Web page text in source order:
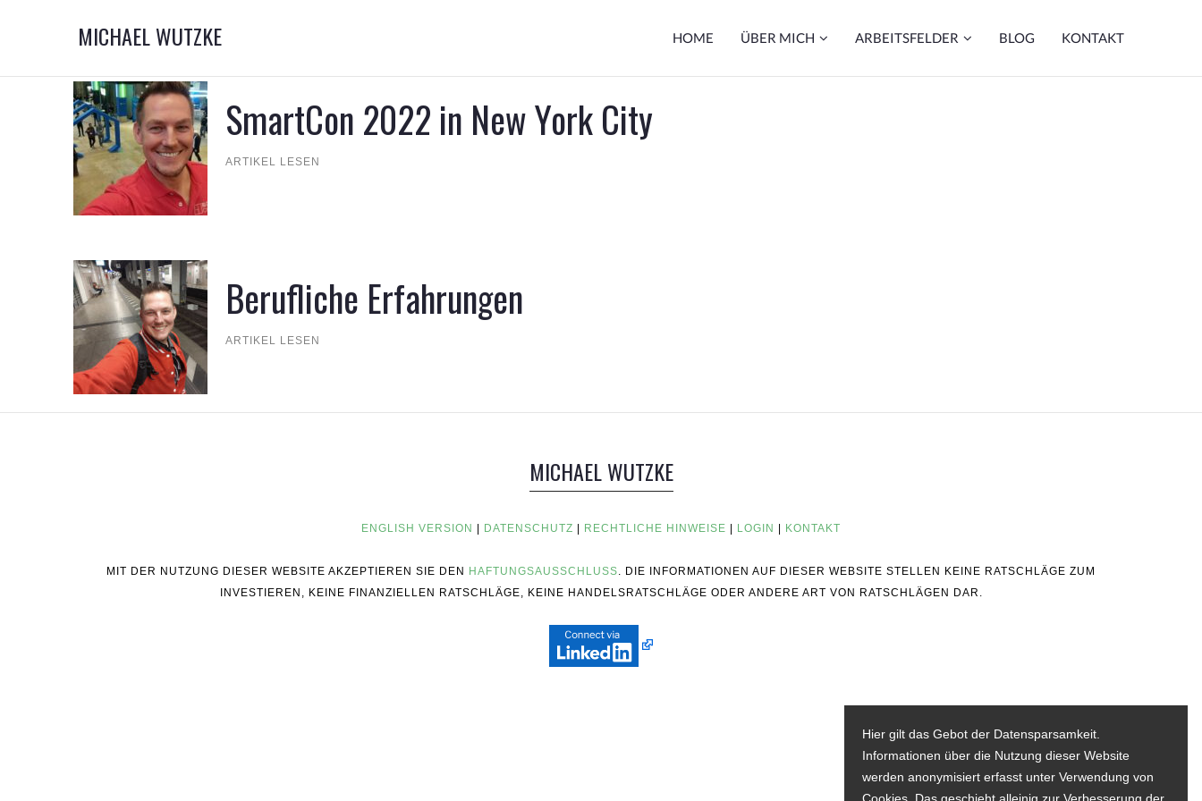
MICHAEL WUTZKE HOME ÜBER MICH ARBEITSFELDER BLOG KONTAKT
SmartCon 2022 in New York City
ARTIKEL LESEN
Berufliche Erfahrungen
ARTIKEL LESEN
MICHAEL WUTZKE
ENGLISH VERSION DATENSCHUTZ RECHTLICHE HINWEISE LOGIN KONTAKT
MIT DER NUTZUNG DIESER WEBSITE AKZEPTIEREN SIE DEN HAFTUNGSAUSSCHLUSS. DIE INFORMATIONEN AUF DIESER WEBSITE STELLEN KEINE RATSCHLÄGE ZUM
INVESTIEREN, KEINE FINANZIELLEN RATSCHLÄGE, KEINE HANDELSRATSCHLÄGE ODER ANDERE ART VON RATSCHLÄGEN DAR.
Hier gilt das Gebot der Datensparsamkeit.
Informationen über die Nutzung dieser Website
werden anonymisiert erfasst unter Verwendung von